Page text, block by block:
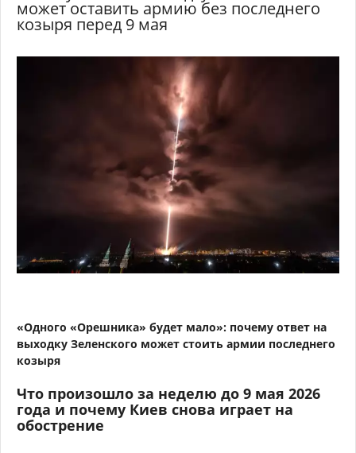
может оставить армию без последнего
козыря перед 9 мая
«Одного «Орешника» будет мало»: почему ответ на
выходку Зеленского может стоить армии последнего
козыря
Что произошло за неделю до 9 мая 2026
года и почему Киев снова играет на
обострение